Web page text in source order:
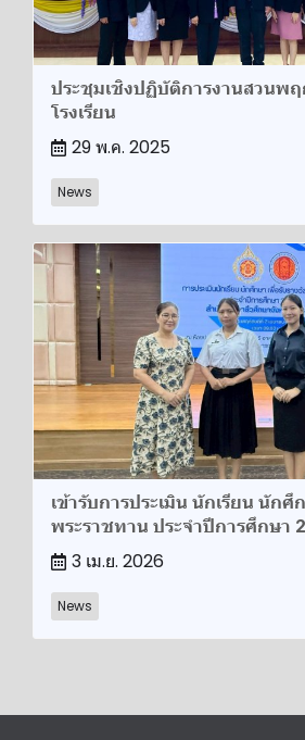
ประชุมเชิงปฏิบัติการงานสวนพ
โรงเรียน
29 พ.ค. 2025
News
เข้ารับการประเมิน นักเรียน นักศึ
พระราชทาน ประจำปีการศึกษา
3 เม.ย. 2026
News